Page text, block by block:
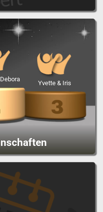
Yvette & Iris